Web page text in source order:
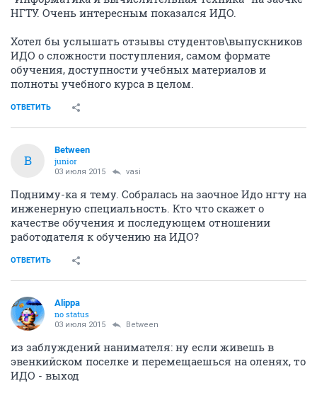
НГТУ. Очень интересным показался ИДО.
Хотел бы услышать отзывы студентов\выпускников
ИДО о сложности поступления, самом формате
обучения, доступности учебных материалов и
полноты учебного курса в целом.
ОТВЕТИТЬ
B
Between
junior
03 июля 2015 vasi
Подниму-ка я тему. Собралась на заочное Идо нгту на
инженерную специальность. Кто что скажет о
качестве обучения и последующем отношении
работодателя к обучению на ИДО?
ОТВЕТИТЬ
Alippa
no status
03 июля 2015 Between
из заблуждений нанимателя: ну если живешь в
эвенкийском поселке и перемещаешься на оленях, то
ИДО - выход